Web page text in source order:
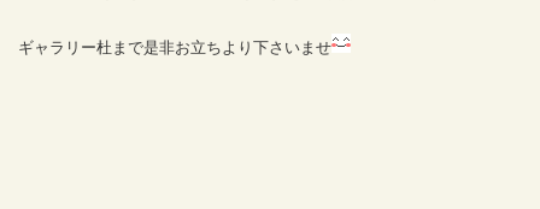
ギャラリー杜まで是非お立ちより下さいませ